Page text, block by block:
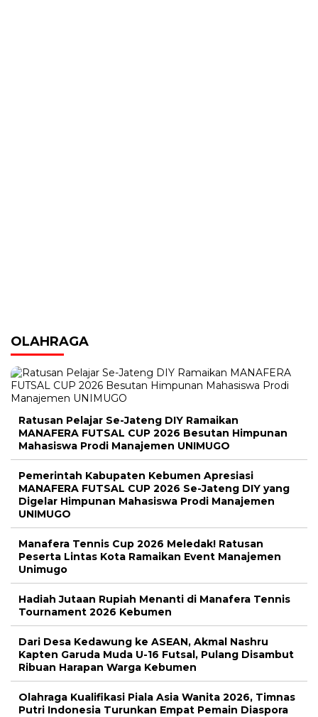
OLAHRAGA
Ratusan Pelajar Se-Jateng DIY Ramaikan
MANAFERA FUTSAL CUP 2026 Besutan Himpunan
Mahasiswa Prodi Manajemen UNIMUGO
Pemerintah Kabupaten Kebumen Apresiasi
MANAFERA FUTSAL CUP 2026 Se-Jateng DIY yang
Digelar Himpunan Mahasiswa Prodi Manajemen
UNIMUGO
Manafera Tennis Cup 2026 Meledak! Ratusan
Peserta Lintas Kota Ramaikan Event Manajemen
Unimugo
Hadiah Jutaan Rupiah Menanti di Manafera Tennis
Tournament 2026 Kebumen
Dari Desa Kedawung ke ASEAN, Akmal Nashru
Kapten Garuda Muda U-16 Futsal, Pulang Disambut
Ribuan Harapan Warga Kebumen
Olahraga Kualifikasi Piala Asia Wanita 2026, Timnas
Putri Indonesia Turunkan Empat Pemain Diaspora